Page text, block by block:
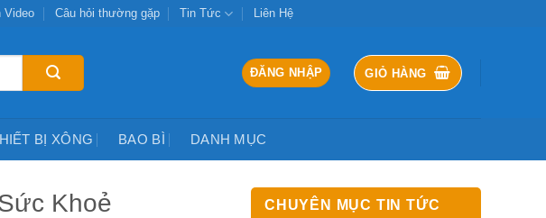
Video Câu hỏi thường gặp Tin Tức Liên Hệ
ĐĂNG NHẬP GIỎ HÀNG
BỊ XÔNG BAO BÌ DANH MỤC
Khoẻ CHUYÊN MỤC TIN TỨC